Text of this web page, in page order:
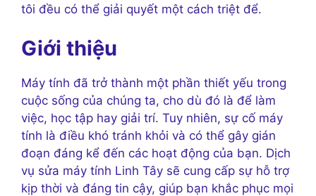
tôi đều có thể giải quyết một cách triệt để.
Giới thiệu
Máy tính đã trở thành một phần thiết yếu trong
cuộc sống của chúng ta, cho dù đó là để làm
việc, học tập hay giải trí. Tuy nhiên, sự cố máy
tính là điều khó tránh khỏi và có thể gây gián
đoạn đáng kể đến các hoạt động của bạn. Dịch
vụ sửa máy tính Linh Tây sẽ cung cấp sự hỗ trợ
kịp thời và đáng tin cậy, giúp bạn khắc phục mọi